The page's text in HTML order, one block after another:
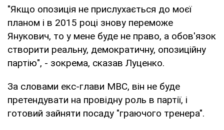
"Якщо опозиція не прислухається до моєї
планом і в 2015 році знову переможе
Янукович, то у мене буде не право, а обов'язок
створити реальну, демократичну, опозиційну
партію", - зокрема, сказав Луценко.
За словами екс-глави МВС, він не буде
претендувати на провідну роль в партії, і
готовий зайняти посаду "граючого тренера".